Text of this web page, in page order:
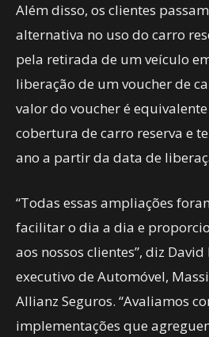
Além disso, os clientes
alternativa no uso do carro
pela retirada de um veículo
liberação de um voucher de
valor do voucher é
cobertura de carro reserva e
ano a partir da data de
“Todas essas ampliações
facilitar o dia a dia e
aos nossos clientes”, diz
executivo de Automóvel,
Allianz Seguros. “Avaliamos
implementações que